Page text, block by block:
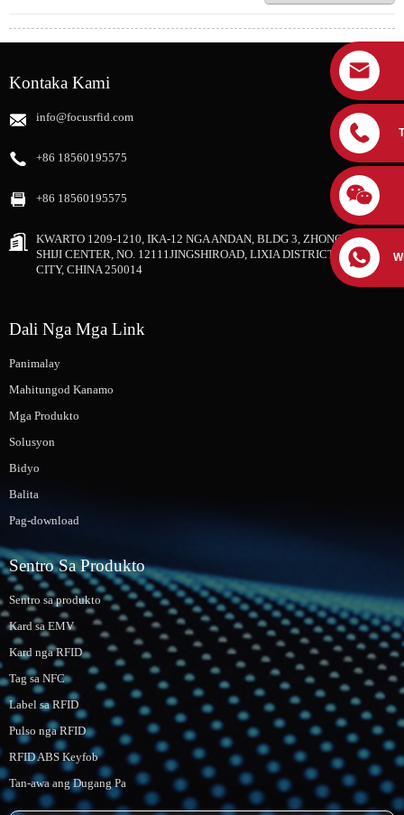
Kontaka Kami
info@focusrfid.com
+86 18560195575
+86 18560195575
KWARTO 1209-1210, IKA-12 NGA ANDAN, BLDG 3, ZHONGRUNG
SHIJI CENTER, NO. 12111JINGSHIROAD, LIXIA DISTRICT, JINAN
CITY, CHINA 250014
Dali Nga Mga Link
Panimalay
Mahitungod Kanamo
Mga Produkto
Solusyon
Bidyo
Balita
Pag-download
Sentro Sa Produkto
Sentro sa produkto
Kard sa EMV
Kard nga RFID
Tag sa NFC
Label sa RFID
Pulso nga RFID
RFID ABS Keyfob
Tan-awa ang Dugang Pa